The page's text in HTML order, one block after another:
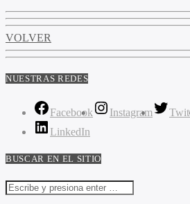
VOLVER
NUESTRAS REDES
Facebook Instagram
LinkedIn
BUSCAR EN EL SITIO